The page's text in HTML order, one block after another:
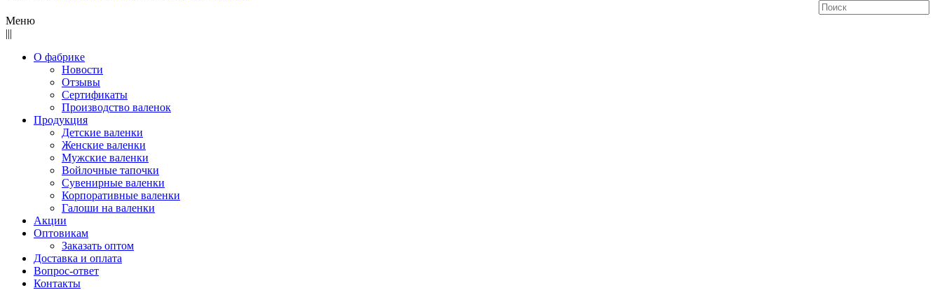
Меню
|||
О фабрике
Новости
Отзывы
Сертификаты
Производство валенок
Продукция
Детские валенки
Женские валенки
Мужские валенки
Войлочные тапочки
Сувенирные валенки
Корпоративные валенки
Галоши на валенки
Акции
Оптовикам
Заказать оптом
Доставка и оплата
Вопрос-ответ
Контакты